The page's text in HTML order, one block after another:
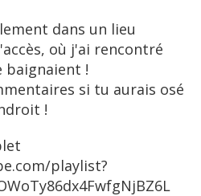
dans un lieu
où j'ai rencontré
baignaient !
si tu aurais osé
!
playlist?